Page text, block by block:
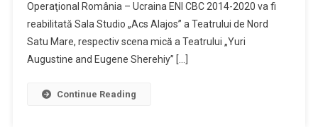
Operaţional România – Ucraina ENI CBC 2014-2020 va fi
reabilitată Sala Studio „Acs Alajos” a Teatrului de Nord
Satu Mare, respectiv scena mică a Teatrului „Yuri
Augustine and Eugene Sherehiy” […]
Continue Reading